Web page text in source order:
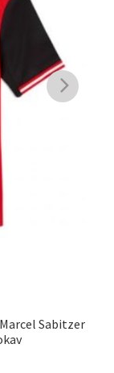
Sabitzer